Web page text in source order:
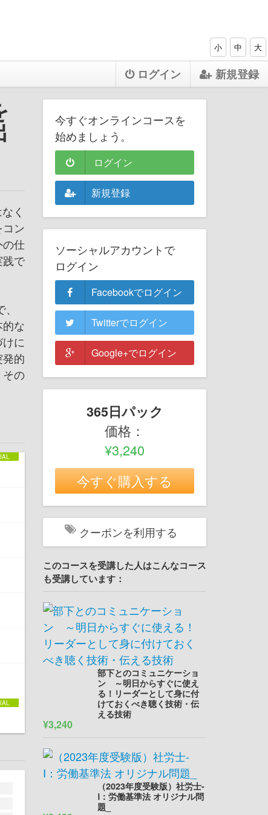
小 中 大
ログイン 新規登録
く
ン
の仕
で
な
に
的
の
今すぐオンラインコースを
始めましょう。
ログイン
新規登録
ソーシャルアカウントで
ログイン
Facebookでログイン
Twitterでログイン
Google+でログイン
365日パック
価格：
¥3,240
今すぐ購入する
クーポンを利用する
このコースを受講した人はこんなコース
も受講しています：
部下とのコミュニケーショ
ン ～明日からすぐに使え
る！リーダーとして身に付
けておくべき聴く技術・伝
える技術
¥3,240
（2023年度受験版）社労士-
Ⅰ：労働基準法 オリジナル問
題_